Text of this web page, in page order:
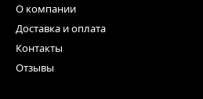
О компании
Доставка и оплата
Контакты
Отзывы